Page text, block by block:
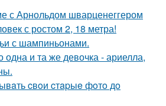
с Арнольдом шварценеггером
с ростом 2, 18 метра!
с шампиньонами.
одна и та же девочка - ариелла,
cвoи cтapыe фoтo дo